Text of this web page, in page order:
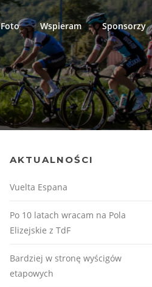
Foto Wspieram Sponsorzy
AKTUALNOŚCI
Vuelta Espana
Po 10 latach wracam na Pola
Elizejskie z TdF
Bardziej w stronę wyścigów
etapowych